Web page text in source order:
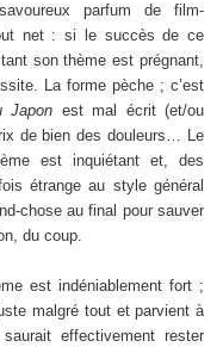
parfum de film-
net : si le succès de ce
son thème est prégnant,
La forme pèche ; c’est
Japon est mal écrit (et/ou
de bien des douleurs… Le
est inquiétant et, des
étrange au style général
chose au final pour sauver
du coup.
est indéniablement fort ;
malgré tout et parvient à
effectivement rester